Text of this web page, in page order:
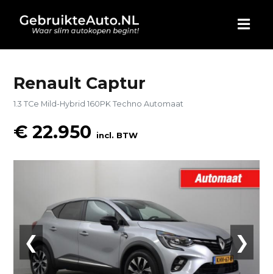
HOME
AUTO KOPEN
WIE ZIJN WIJ
CONTACT
Renault Captur
1.3 TCe Mild-Hybrid 160PK Techno Automaat
€ 22.950 incl. BTW
❮ ❯